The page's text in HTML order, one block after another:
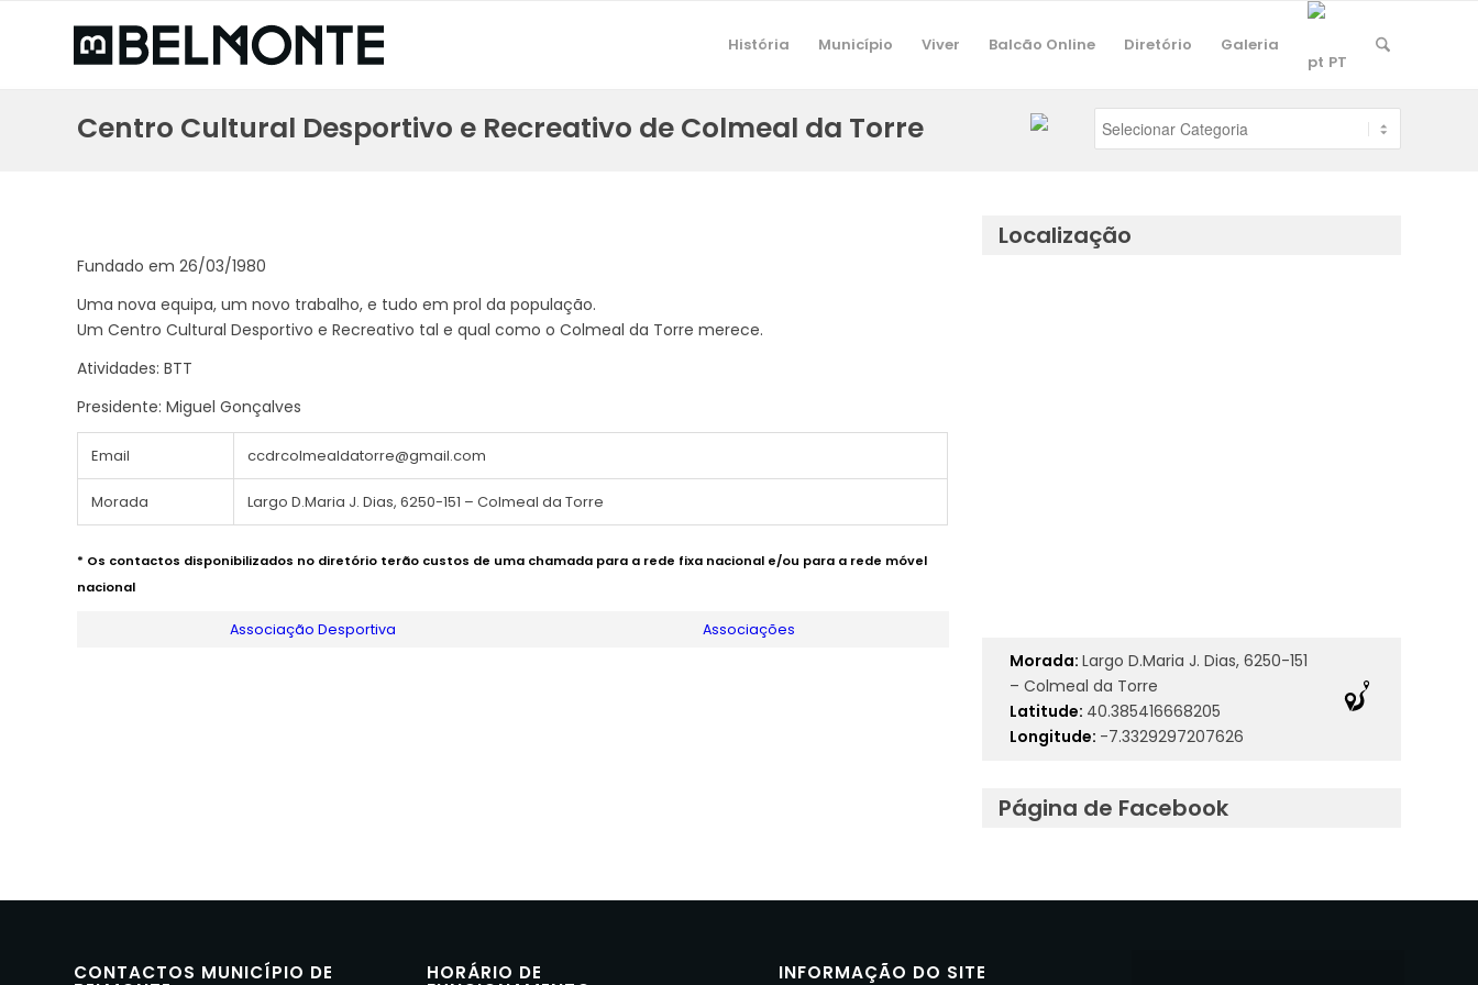
História Município Viver Balcão Online Diretório
Galeria
PT
Centro Cultural Desportivo e Recreativo de Colmeal da Torre
Fundado em 26/03/1980
Uma nova equipa, um novo trabalho, e tudo em prol da população.
Um Centro Cultural Desportivo e Recreativo tal e qual como o Colmeal da Torre merece.
Atividades: BTT
Presidente: Miguel Gonçalves
Email ccdrcolmealdatorre@gmail.com
Morada Largo D.Maria J. Dias, 6250-151 – Colmeal da Torre
* Os contactos disponibilizados no diretório terão custos de uma chamada para a rede fixa nacional e/ou para a rede móvel
nacional
Associação Desportiva Associações
Localização
Morada: Largo D.Maria J. Dias, 6250-151
– Colmeal da Torre
Latitude: 40.385416668205
Longitude: -7.3329297207626
Página de Facebook
CONTACTOS MUNICÍPIO DE HORÁRIO DE INFORMAÇÃO DO SITE